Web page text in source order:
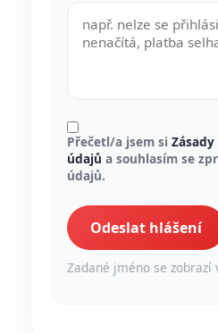
Přečetl/a jsem si
údajů a souhlasím se
údajů.
Odeslat hlášení
Zadané jméno se zobrazí